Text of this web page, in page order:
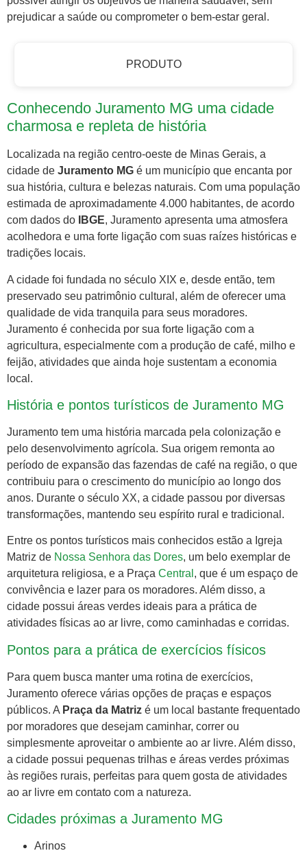
prejudicar a saúde ou comprometer o bem-estar geral.
PRODUTO
Conhecendo Juramento MG uma cidade
charmosa e repleta de história
Localizada na região centro-oeste de Minas Gerais, a
cidade de Juramento MG é um município que encanta por
sua história, cultura e belezas naturais. Com uma população
estimada de aproximadamente 4.000 habitantes, de acordo
com dados do
IBGE, Juramento apresenta uma atmosfera
acolhedora e uma forte ligação com suas raízes históricas e
tradições locais.
A cidade foi fundada no século XIX e, desde então, tem
preservado seu patrimônio cultural, além de oferecer uma
qualidade de vida tranquila para seus moradores.
Juramento é conhecida por sua forte ligação com a
agricultura, especialmente com a produção de café, milho e
feijão, atividades que ainda hoje sustentam a economia
local.
História e pontos turísticos de Juramento MG
Juramento tem uma história marcada pela colonização e
pelo desenvolvimento agrícola. Sua origem remonta ao
período de expansão das fazendas de café na região, o que
contribuiu para o crescimento do município ao longo dos
anos. Durante o século XX, a cidade passou por diversas
transformações, mantendo seu espírito rural e tradicional.
Entre os pontos turísticos mais conhecidos estão a Igreja
Matriz de Nossa Senhora das Dores, um belo exemplar de
arquitetura religiosa, e a Praça Central , que é um espaço de
convivência e lazer para os moradores. Além disso, a
cidade possui áreas verdes ideais para a prática de
atividades físicas ao ar livre, como caminhadas e corridas.
Pontos para a prática de exercícios físicos
Para quem busca manter uma rotina de exercícios,
Juramento oferece várias opções de praças e espaços
públicos. A Praça da Matriz é um local bastante frequentado
por moradores que desejam caminhar, correr ou
simplesmente aproveitar o ambiente ao ar livre. Além disso,
a cidade possui pequenas trilhas e áreas verdes próximas
às regiões rurais, perfeitas para quem gosta de atividades
ao ar livre em contato com a natureza.
Cidades próximas a Juramento MG
Arinos